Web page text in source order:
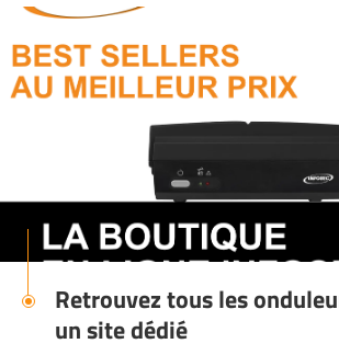
Retrouvez tous les
un site dédié